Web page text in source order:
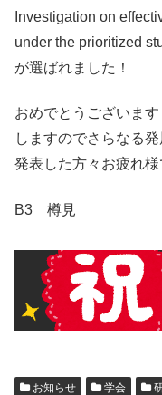
Investigation on
under the prioritized
が選ばれました！
おめでとうございま
しますのでさらなる発
発表した方々お疲れ様
B3 樽見
お知らせ 学会